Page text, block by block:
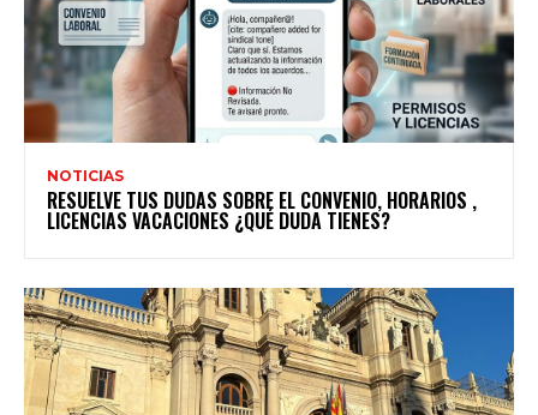
NOTICIAS
RESUELVE TUS DUDAS SOBRE EL CONVENIO, HORARIOS ,
LICENCIAS VACACIONES ¿QUÉ DUDA TIENES?